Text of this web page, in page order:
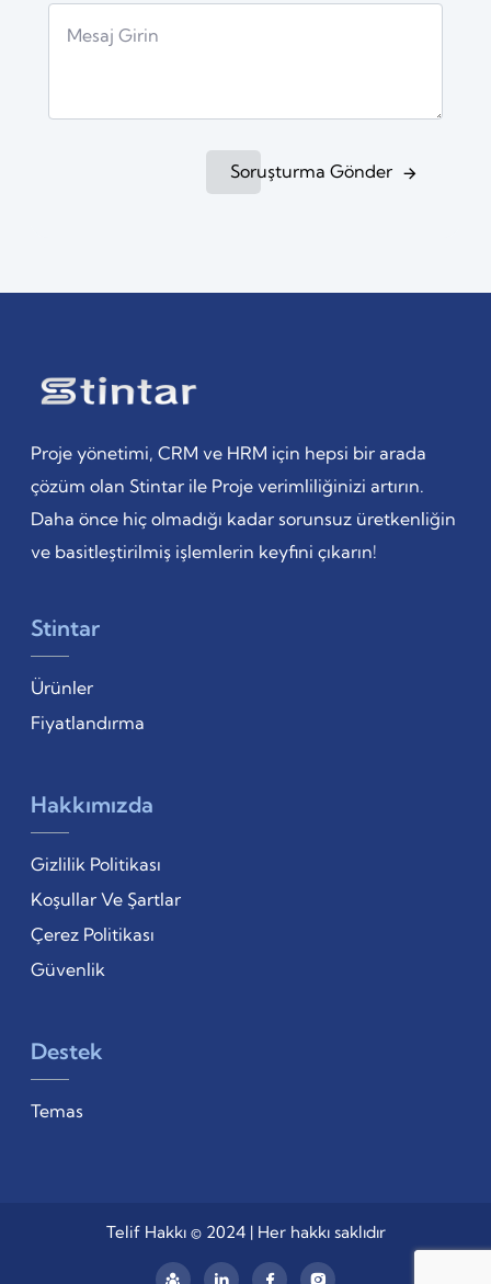
Soruşturma Gönder
Proje yönetimi, CRM ve HRM için hepsi bir arada
çözüm olan Stintar ile Proje verimliliğinizi artırın.
Daha önce hiç olmadığı kadar sorunsuz üretkenliğin
ve basitleştirilmiş işlemlerin keyfini çıkarın!
Stintar
Ürünler
Fiyatlandırma
Hakkımızda
Gizlilik Politikası
Koşullar Ve Şartlar
Çerez Politikası
Güvenlik
Destek
Temas
Telif Hakkı © 2024 | Her hakkı saklıdır